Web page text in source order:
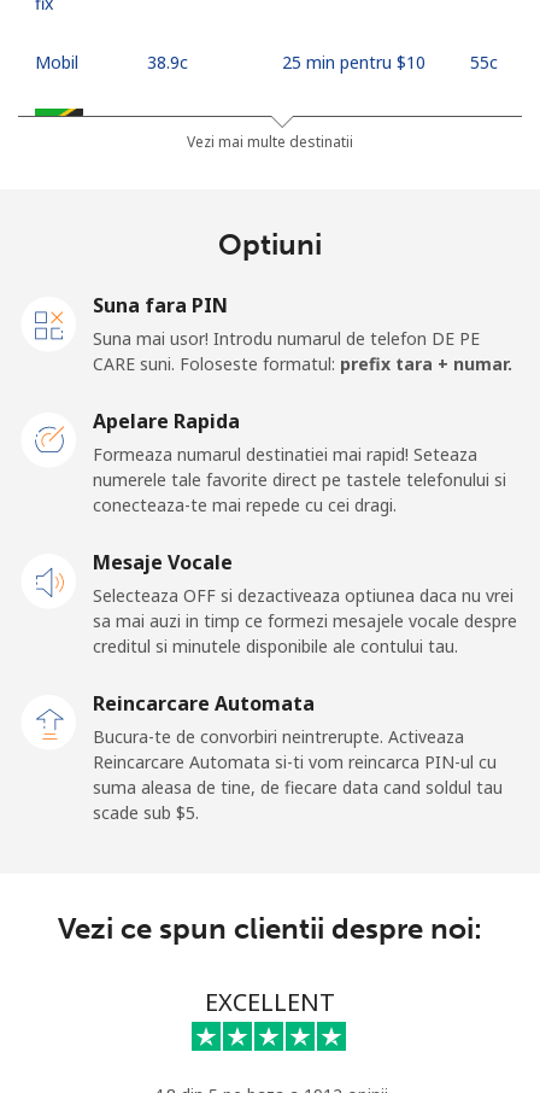
Mobil ⁦38.9c⁩ 25 min pentru ⁦$10⁩ ⁦55c⁩
Tanzania
Thailand
fix
⁦5.5c⁩ 181 min pentru ⁦$10⁩ ⁦8c⁩
⁦58.5c⁩ 17 min pentru ⁦$10⁩ -
⁦54.5c⁩ 18 min pentru ⁦$10⁩
Tokelau
⁦323.5c⁩
⁦192.9c⁩ 5 min pentru ⁦$10⁩
Vezi mai multe destinatii
Optiuni
Suna fara PIN
Suna mai usor! Introdu numarul de telefon DE PE
CARE suni. Foloseste formatul: prefix tara + numar.
Apelare Rapida
Formeaza numarul destinatiei mai rapid! Seteaza
numerele tale favorite direct pe tastele telefonului si
conecteaza-te mai repede cu cei dragi.
Mesaje Vocale
Selecteaza OFF si dezactiveaza optiunea daca nu vrei
sa mai auzi in timp ce formezi mesajele vocale despre
creditul si minutele disponibile ale contului tau.
Reincarcare Automata
Bucura-te de convorbiri neintrerupte. Activeaza
Reincarcare Automata si-ti vom reincarca PIN-ul cu
suma aleasa de tine, de fiecare data cand soldul tau
scade sub ⁦$5⁩.
Vezi ce spun clientii despre noi:
EXCELLENT